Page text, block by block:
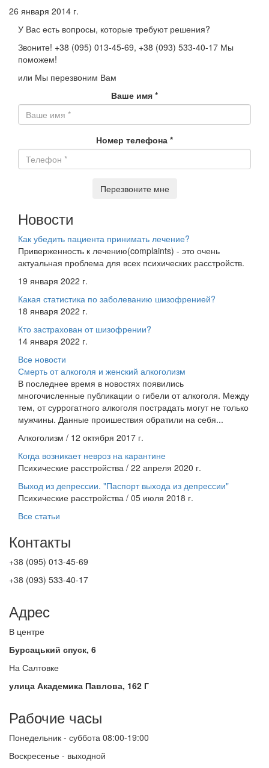
26 января 2014 г.
У Вас есть вопросы, которые требуют решения?
Звоните! +38 (095) 013-45-69, +38 (093) 533-40-17 Мы
поможем!
или Мы перезвоним Вам
Ваше имя *
Номер телефона *
Перезвоните мне
Новости
Как убедить пациента принимать лечение?
Приверженность к лечению(complaints) - это очень
актуальная проблема для всех психических расстройств.
19 января 2022 г.
Какая статистика по заболеванию шизофренией?
18 января 2022 г.
Кто застрахован от шизофрении?
14 января 2022 г.
Все новости
Смерть от алкоголя и женский алкоголизм
В последнее время в новостях появились
многочисленные публикации о гибели от алкоголя. Между
тем, от суррогатного алкоголя пострадать могут не только
мужчины. Данные проишествия обратили на себя...
Алкоголизм / 12 октября 2017 г.
Когда возникает невроз на карантине
Психические расстройства / 22 апреля 2020 г.
Выход из депрессии. "Паспорт выхода из депрессии"
Психические расстройства / 05 июля 2018 г.
Все статьи
Контакты
+38 (095) 013-45-69
+38 (093) 533-40-17
Адрес
В центре
Бурсацький спуск, 6
На Салтовке
улица Академика Павлова, 162 Г
Рабочие часы
Понедельник - суббота 08:00-19:00
Воскресенье - выходной